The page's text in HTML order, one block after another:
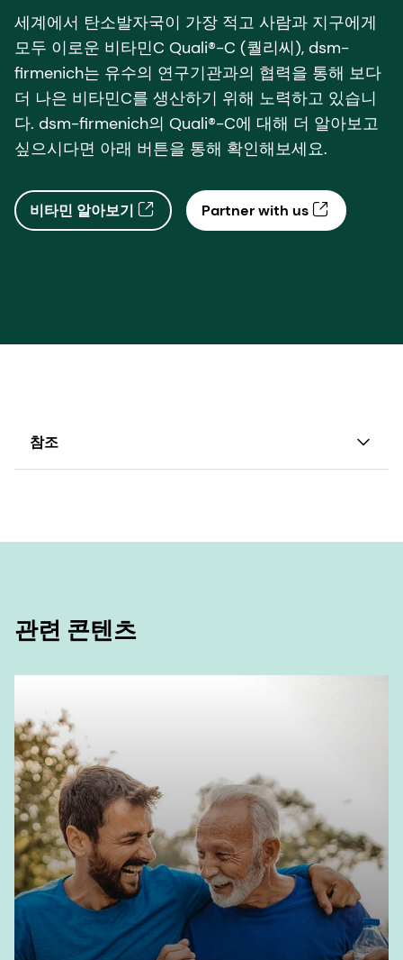
세계에서 탄소발자국이 가장 적고 사람과 지구에게
모두 이로운 비타민C Quali®-C (퀄리씨), dsm-
firmenich는 유수의 연구기관과의 협력을 통해 보다
더 나은 비타민C를 생산하기 위해 노력하고 있습니
다. dsm-firmenich의 Quali®-C에 대해 더 알아보고
싶으시다면 아래 버튼을 통해 확인해보세요.
비타민 알아보기 Partner with us
참조
3. https://e-jnh.org/pdf/10.4163/jnh.2022.55.5.523
cn=DIKO0015902730
관련 콘텐츠